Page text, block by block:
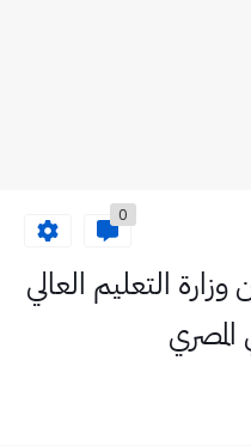
0
التعليم العالي
المصري